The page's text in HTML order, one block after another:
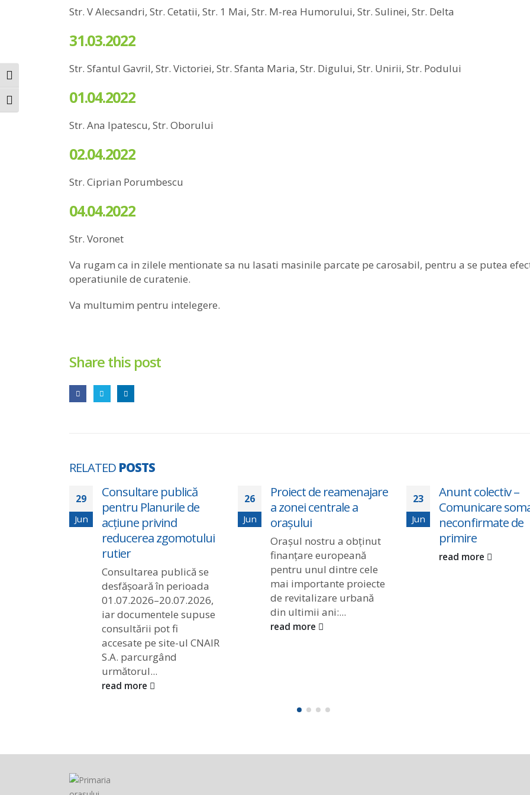
Toggle High Contrast
Toggle Font size
Str. V Alecsandri, Str. Cetatii, Str. 1 Mai, Str. M-rea Humorului, Str. Sulinei, Str. Delta
31.03.2022
Str. Sfantul Gavril, Str. Victoriei, Str. Sfanta Maria, Str. Digului, Str. Unirii, Str. Podului
01.04.2022
Str. Ana Ipatescu, Str. Oborului
02.04.2022
Str. Ciprian Porumbescu
04.04.2022
Str. Voronet
Va rugam ca in zilele mentionate sa nu lasati masinile parcate pe carosabil, pentru a se putea
operatiunile de curatenie.
Va multumim pentru intelegere.
Share this post
RELATED POSTS
29
Jun
Consultare publică
pentru Planurile de
acțiune privind
reducerea zgomotului
rutier
Consultarea publică se
desfășoară în perioada
01.07.2026–20.07.2026,
iar documentele supuse
consultării pot fi
accesate pe site-ul CNAIR
S.A. parcurgând
următorul...
read more
26
Jun
Proiect de reamenajare
a zonei centrale a
orașului
Orașul nostru a obținut
finanțare europeană
pentru unul dintre cele
mai importante proiecte
de revitalizare urbană
din ultimii ani:...
read more
23
Jun
Anunt colectiv –
Comunicare
neconfirmate de
primire
read more